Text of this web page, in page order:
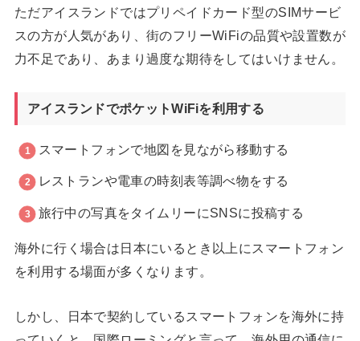
ただアイスランドではプリペイドカード型のSIMサービ
スの方が人気があり、街のフリーWiFiの品質や設置数が
力不足であり、あまり過度な期待をしてはいけません。
アイスランドでポケットWiFiを利用する
スマートフォンで地図を見ながら移動する
レストランや電車の時刻表等調べ物をする
旅行中の写真をタイムリーにSNSに投稿する
海外に行く場合は日本にいるとき以上にスマートフォン
を利用する場面が多くなります。
しかし、日本で契約しているスマートフォンを海外に持